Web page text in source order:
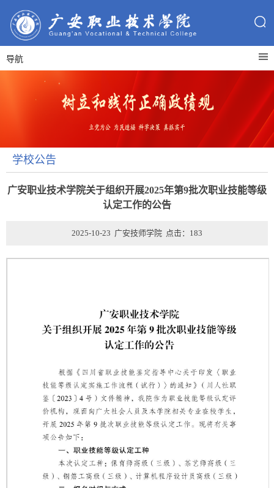
导航
学校公告
广安职业技术学院关于组织开展2025年第9批次职业技能等级
认定工作的公告
2025-10-23 广安技师学院 点击： 183